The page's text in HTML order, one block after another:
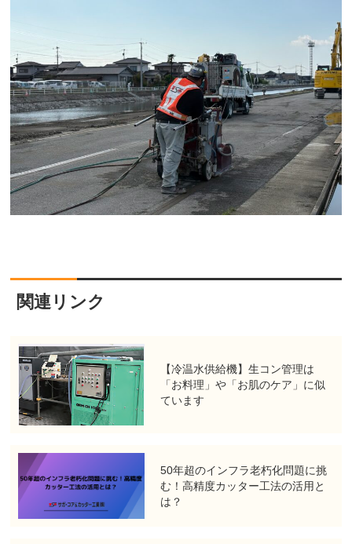
関連リンク
【冷温水供給機】生コン管理は
「お料理」や「お肌のケア」に似
ています
50年超のインフラ老朽化問題に挑
む！高精度カッター工法の活用と
は？